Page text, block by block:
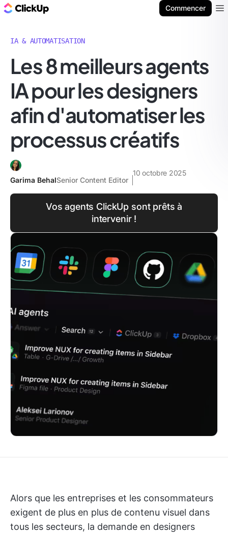
Commencer
IA & AUTOMATISATION
Les 8 meilleurs agents
IA pour les designers
afin d'automatiser les
processus créatifs
Garima BehalSenior Content Editor
10 octobre 2025
Vos agents ClickUp sont prêts à
intervenir !
Alors que les entreprises et les consommateurs
exigent de plus en plus de contenu visuel dans
tous les secteurs, la demande en designers